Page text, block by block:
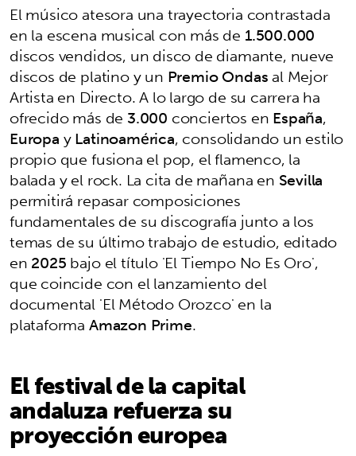
El músico atesora una trayectoria contrastada
en la escena musical con más de 1.500.000
discos vendidos, un disco de diamante, nueve
discos de platino y un Premio Ondasal Mejor
Artista en Directo. A lo largo de su carrera ha
ofrecido más de 3.000 conciertos enEspaña,
EuropayLatinoamérica, consolidando un estilo
propio que fusiona el pop, el flamenco, la
balada y el rock. La cita de mañana en Sevilla
permitirá repasar composiciones
fundamentales de su discografía junto a los
temas de su último trabajo de estudio, editado
en2025bajo el título 'El Tiempo No Es Oro',
que coincide con el lanzamiento del
documental 'El Método Orozco' en la
plataformaAmazon Prime.
El festival de la capital
andaluza refuerza su
proyección europea